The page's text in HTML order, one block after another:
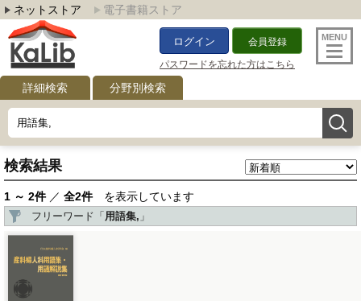
ネットストア 電子書籍ストア
ログイン 会員登録
パスワードを忘れた方はこちら
詳細検索 分野別検索
検索結果
1 ～ 2件／ 全2件を表示しています
フリーワード「 用語集, 」